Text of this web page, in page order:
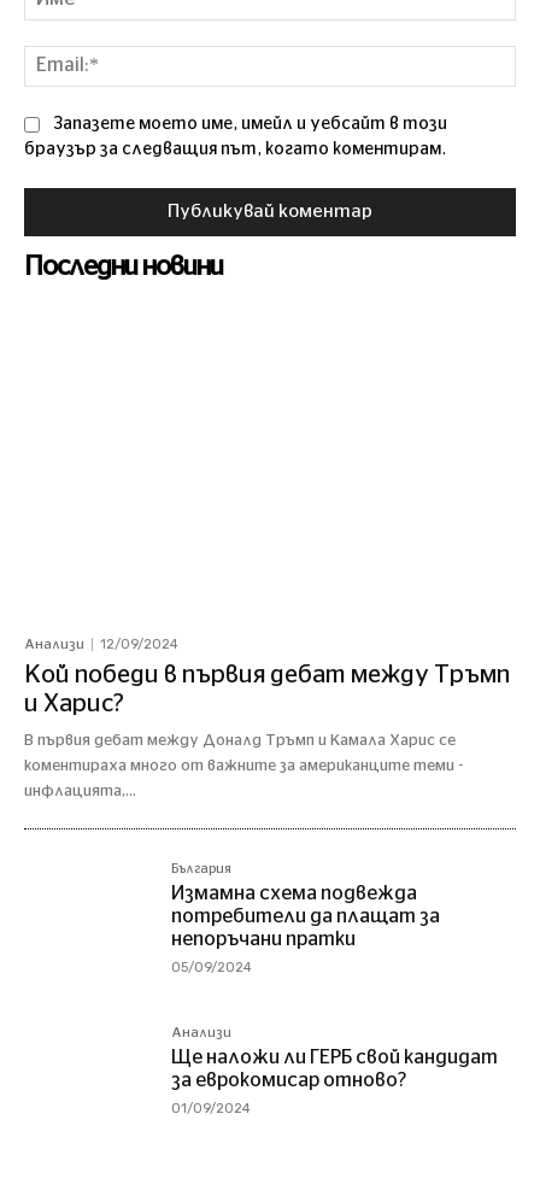
Запазете моето име, имейл и уебсайт в този
браузър за следващия път, когато коментирам.
Последни новини
Анализи 12/09/2024
Кой победи в първия дебат между Тръмп
и Харис?
В първия дебат между Доналд Тръмп и Камала Харис се
коментираха много от важните за американците теми -
инфлацията,...
България
Измамна схема подвежда
потребители да плащат за
непоръчани пратки
05/09/2024
Анализи
Ще наложи ли ГЕРБ свой кандидат
за еврокомисар отново?
01/09/2024